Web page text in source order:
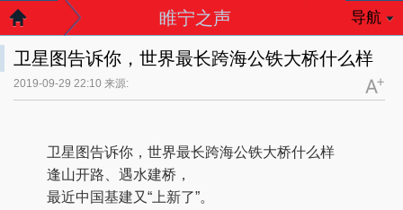
睢宁之声 导航
卫星图告诉你，世界最长跨海公铁大桥什么样
2019-09-29 22:10 来源:
卫星图告诉你，世界最长跨海公铁大桥什么样
逢山开路、遇水建桥，
最近中国基建又“上新了”。